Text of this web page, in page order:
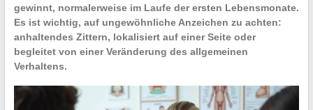
gewinnt, normalerweise im Laufe der ersten Lebensmonate.
Es ist wichtig, auf ungewöhnliche Anzeichen zu achten:
anhaltendes Zittern, lokalisiert auf einer Seite oder
begleitet von einer Veränderung des allgemeinen
Verhaltens.